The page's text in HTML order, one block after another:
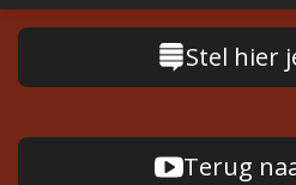
Stel hier
Terug